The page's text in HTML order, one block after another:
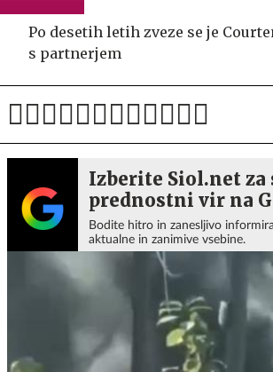
Po desetih letih zveze se je
s partnerjem
Izberite Siol.net za
prednostni vir na
Bodite hitro in zanesljivo
aktualne in zanimive vsebine.